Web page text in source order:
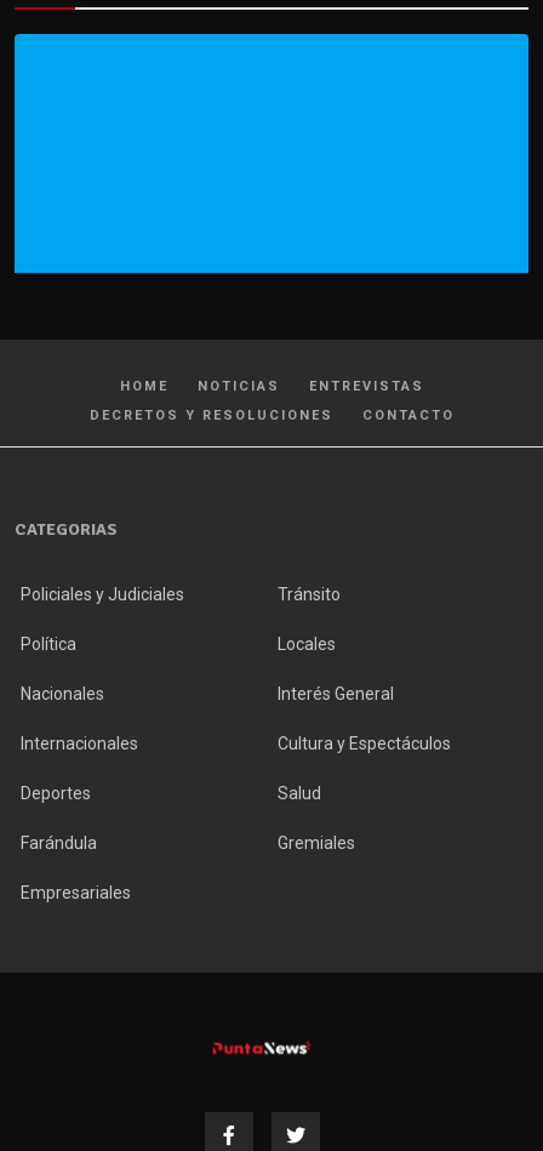
HOME NOTICIAS
ENTREVISTAS
DECRETOS Y RESOLUCIONES
CONTACTO
CATEGORIAS
Policiales y Judiciales Tránsito
Política Locales
Nacionales Interés General
Internacionales Cultura y Espectáculos
Deportes Salud
Farándula Gremiales
Empresariales